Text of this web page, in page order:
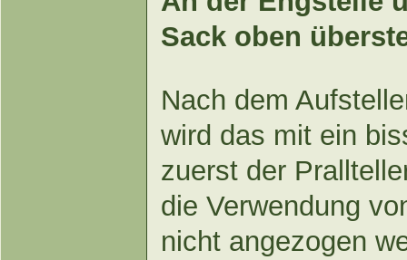
Sack oben
Nach dem
wird das mit ein
zuerst der
die Verwendung
nicht angezogen